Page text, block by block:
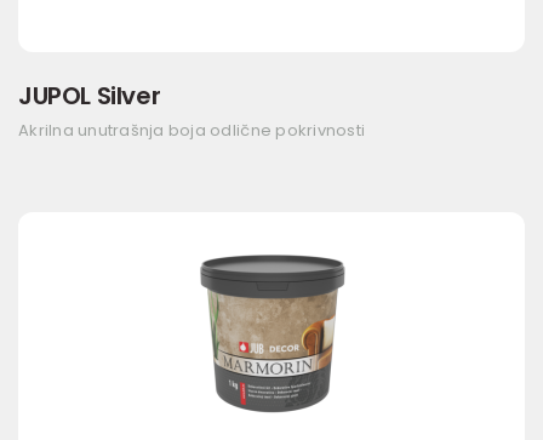
JUPOL Silver
Akrilna unutrašnja boja odlične pokrivnosti